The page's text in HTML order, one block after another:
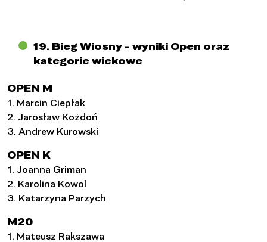
19. Bieg Wiosny - wyniki Open oraz
kategorie wiekowe
OPEN M
1. Marcin Ciepłak
2. Jarosław Kożdoń
3. Andrew Kurowski
OPEN K
1. Joanna Griman
2. Karolina Kowol
3. Katarzyna Parzych
M20
1. Mateusz Rakszawa